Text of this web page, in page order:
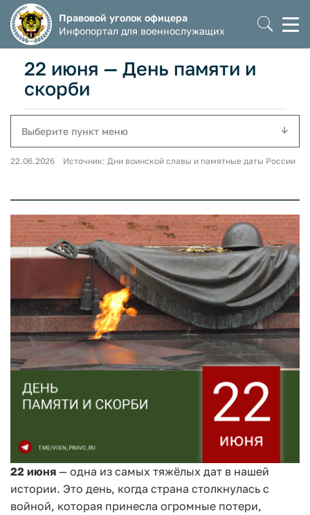
Правовой уголок офицера
Инфопортал для военнослужащих
22 июня — День памяти и
скорби
Выберите пункт меню
22.06.2026 Источник: Дни воинской славы и памятные даты России
22 июня — одна из самых тяжёлых дат в нашей
истории. Это день, когда страна столкнулась с
войной, которая принесла огромные потери,